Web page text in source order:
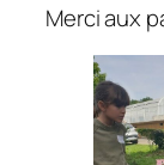
Merci aux